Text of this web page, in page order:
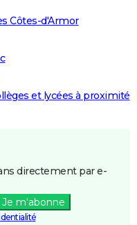
Côtes-d'Armor
et lycées à proximité
directement par e-
Je m'abonne